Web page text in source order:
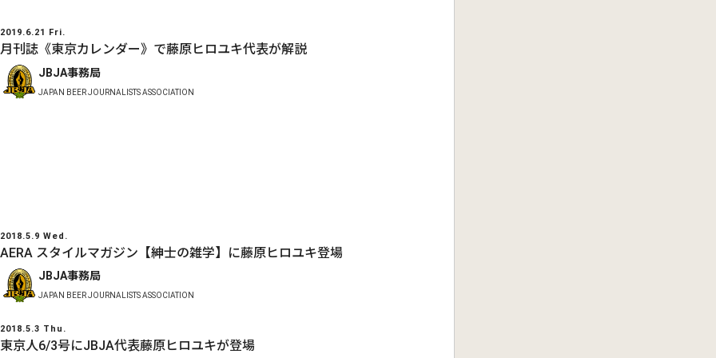
2019.6.21 Fri.
月刊誌《東京カレンダー》で藤原ヒロユキ代表が解説
JBJA事務局
JAPAN BEER JOURNALISTS ASSOCIATION
2018.5.9 Wed.
AERA スタイルマガジン【紳士の雑学】に藤原ヒロユキ登場
JBJA事務局
JAPAN BEER JOURNALISTS ASSOCIATION
2018.5.3 Thu.
東京人6/3号にJBJA代表藤原ヒロユキが登場